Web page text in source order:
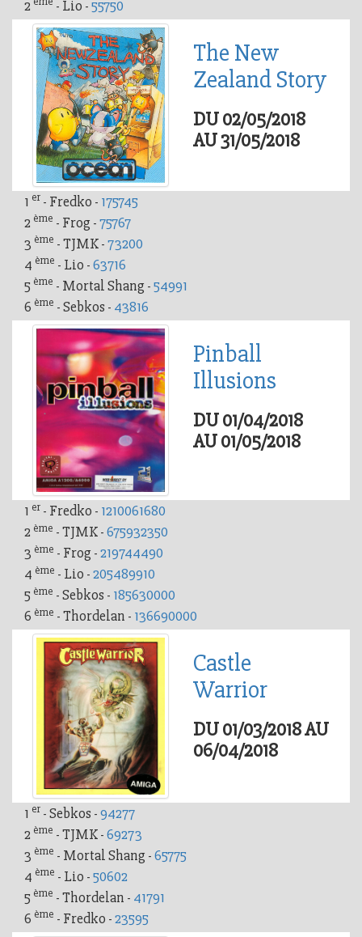
2 - Lio -55750
The New
Zealand Story
DU 02/05/2018
AU 31/05/2018
1 er - Fredko - 175745
2 ème - Frog -75767
3 ème - TJMK -73200
4 ème - Lio -63716
5 ème - Mortal Shang -54991
6 ème - Sebkos - 43816
Pinball
Illusions
DU 01/04/2018
AU 01/05/2018
1 er - Fredko - 1210061680
2 ème - TJMK -675932350
3 ème - Frog -219744490
4 ème - Lio -205489910
5 ème - Sebkos - 185630000
6 ème - Thordelan - 136690000
Castle
Warrior
DU 01/03/2018 AU
06/04/2018
1 er - Sebkos -94277
2 ème - TJMK -69273
3 ème - Mortal Shang -65775
4 ème - Lio -50602
5 ème - Thordelan - 41791
6 ème - Fredko -23595